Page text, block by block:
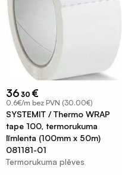
€
36 30
0,6€/m bez PVN (30.00€)
SYSTEMIT / Thermo WRAP
tape 100, termorukuma
līmlenta (100mm x 50m)
081181-01
Termorukuma plēves
folija
plēves
Ģeomembrānas
Sastatņu
aizsargplēve,
siets
Celtniecības
lentas
Šuvju
pieslēgumu
lentas
Būvniecības